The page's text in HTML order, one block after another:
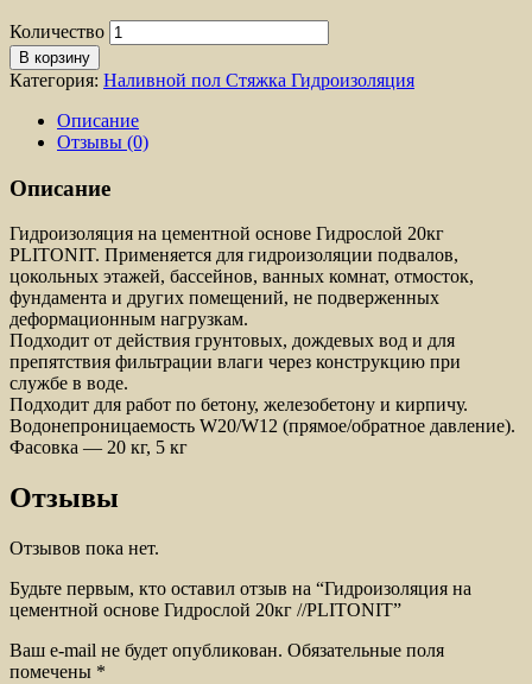
Количество
В корзину
Категория: Наливной пол Стяжка Гидроизоляция
Описание
Отзывы (0)
Описание
Гидроизоляция на цементной основе Гидрослой 20кг
PLITONIT. Применяется для гидроизоляции подвалов,
цокольных этажей, бассейнов, ванных комнат, отмосток,
фундамента и других помещений, не подверженных
деформационным нагрузкам.
Подходит от действия грунтовых, дождевых вод и для
препятствия фильтрации влаги через конструкцию при
службе в воде.
Подходит для работ по бетону, железобетону и кирпичу.
Водонепроницаемость W20/W12 (прямое/обратное давление).
Фасовка — 20 кг, 5 кг
Отзывы
Отзывов пока нет.
Будьте первым, кто оставил отзыв на “Гидроизоляция на
цементной основе Гидрослой 20кг //PLITONIT”
Ваш e-mail не будет опубликован. Обязательные поля
помечены *